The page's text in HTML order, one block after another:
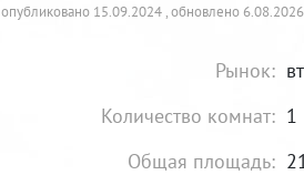
опубликовано 15.09.2024 , обновлено 6.08.2026
Рынок:
Количество комнат: 1
Общая площадь: